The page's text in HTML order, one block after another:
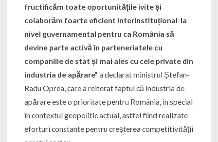
fructificăm toate oportunitățile ivite și
colaborăm foarte eficient interinstituțional la
nivel guvernamental pentru ca România să
devine parte activă în parteneriatele cu
companiile de stat și mai ales cu cele private din
industria de apărare” a declarat ministrul Ștefan-
Radu Oprea, care a reiterat faptul că industria de
apărare este o prioritate pentru România, in special
în contextul geopolitic actual, astfel fiind realizate
eforturi constante pentru creșterea competitivității